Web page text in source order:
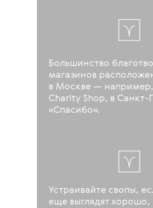
Большинство
магазинов
в Москве — например,
Charity Shop, в
«Спасибо».
Устраивайте свопы,
еще выглядят